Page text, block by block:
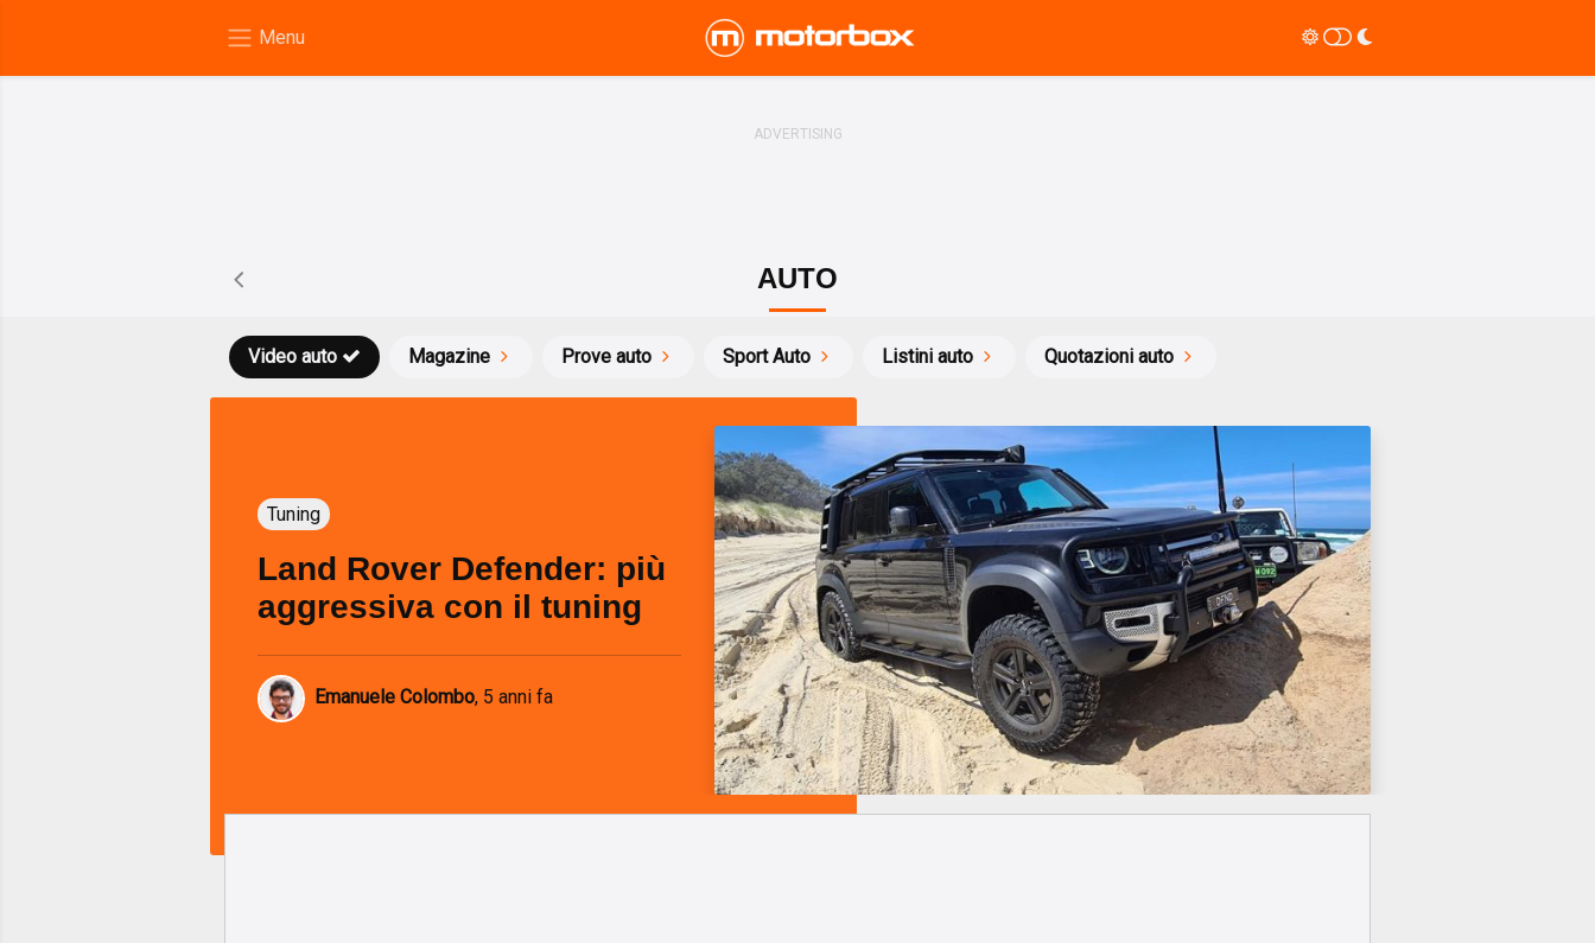
AUTO
Magazine Prove auto
Video auto Sport Auto Listini auto Quotazioni auto
Tuning
Land Rover Defender: più
aggressiva con il tuning
Emanuele Colombo, 5 anni fa